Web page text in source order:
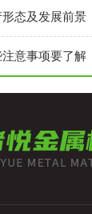
态及发展前景
意事项要了解